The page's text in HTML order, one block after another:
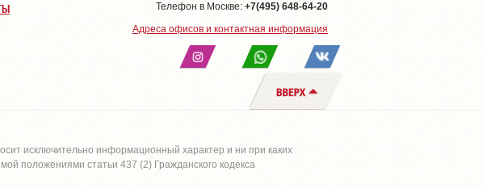
Телефон в Москве: +7(495) 648-64-20
Адреса офисов и контактная информация
исключительно информационный характер и ни при каких
положениями статьи 437 (2) Гражданского кодекса